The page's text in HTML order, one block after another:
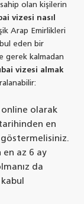
olan kişilerin
vizesi nasıl
Arap Emirlikleri
eden bir
gerek kalmadan
vizesi almak
olarak
en
göstermelisiniz.
en az 6 ay
da